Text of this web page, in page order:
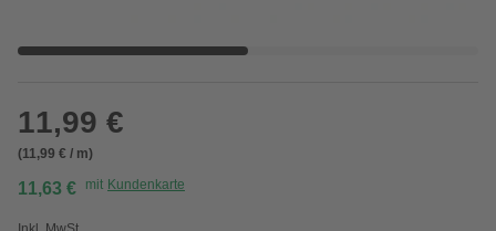
11,99 €
(11,99 € / m)
11,63 € mit Kundenkarte